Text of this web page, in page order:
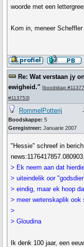
woorde met een
Kom in, meneer
Re: Wat verstaan jy
ewigheid." [boodskap
#113753]
RommelPotterij
Boodskappe: 5
Geregistreer: Januarie 2007
"Hessie" schreef in
> Ek neem aan dat
> uiteindelik oor
> eindig, maar ek hoop
> meer wetenskaplik ook
>
> Gloudina
Ik denk 100 jaar, een